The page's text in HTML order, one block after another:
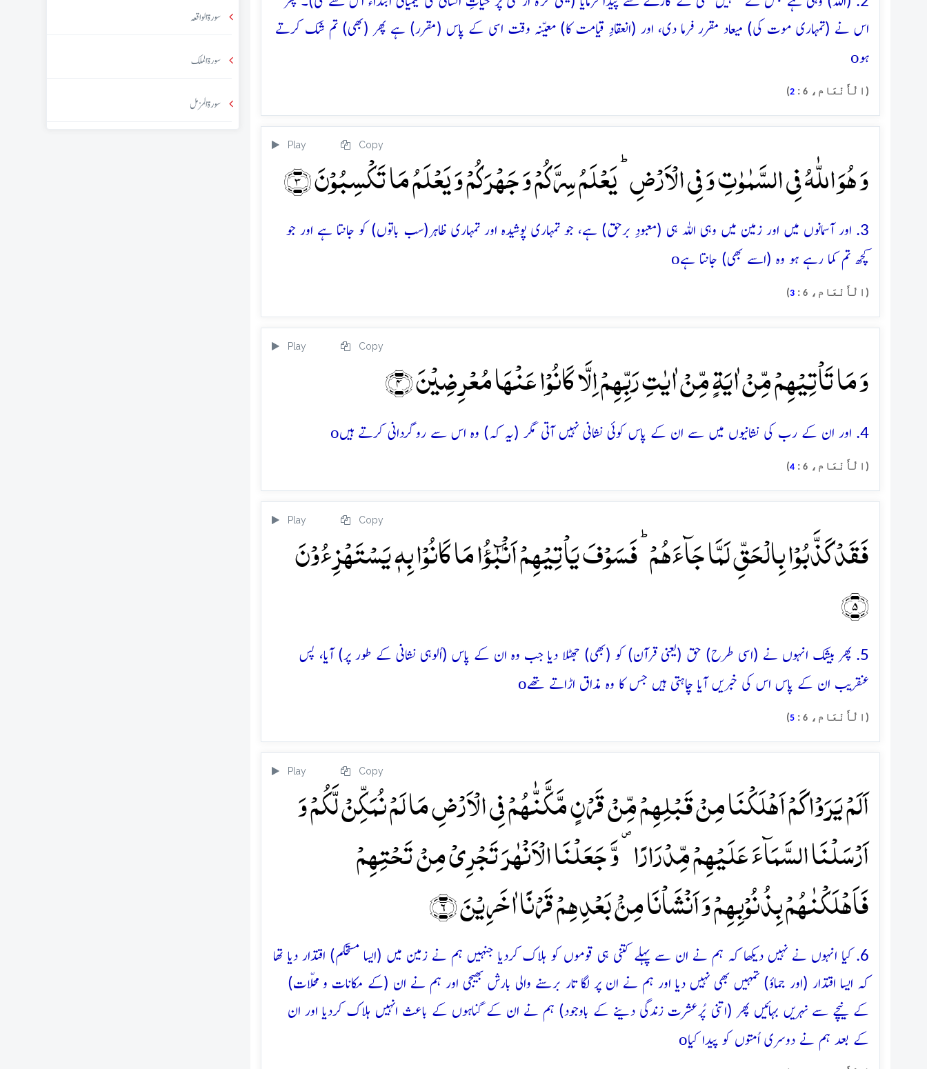
اس نے (تمہاری موت کی) میعاد مقرر فرما دی، اور (انعقادِ قیامت کا) معیّنہ وقت اسی کے پاس (مقرر) ہے پھر (بھی) تم شک کرتے
ہوo
(الْأَنْعَام، 6
:
2
)
Play Copy
وَ ہُوَ اللّٰہُ فِی السَّمٰوٰتِ وَ فِی الۡاَرۡضِ ؕ یَعۡلَمُ سِرَّکُمۡ وَ جَہۡرَکُمۡ وَ یَعۡلَمُ مَا تَکۡسِبُوۡنَ ﴿۳﴾
3. اور آسمانوں میں اور زمین میں وہی اللہ ہی (معبودِ برحق) ہے، جو تمہاری پوشیدہ اور تمہاری ظاہر(سب باتوں) کو جانتا ہے اور جو
کچھ تم کما رہے ہو وہ (اسے بھی) جانتا ہےo
(الْأَنْعَام، 6
:
3
)
Play Copy
وَ مَا تَاۡتِیۡہِمۡ مِّنۡ اٰیَۃٍ مِّنۡ اٰیٰتِ رَبِّہِمۡ اِلَّا کَانُوۡا عَنۡہَا مُعۡرِضِیۡنَ ﴿۴﴾
4. اور ان کے رب کی نشانیوں میں سے ان کے پاس کوئی نشانی نہیں آتی مگر (یہ کہ) وہ اس سے روگردانی کرتے ہیں o
(الْأَنْعَام، 6
:
4
)
Play Copy
فَقَدۡ کَذَّبُوۡا بِالۡحَقِّ لَمَّا جَآءَہُمۡ ؕ فَسَوۡفَ یَاۡتِیۡہِمۡ اَنۡۢبٰٓؤُا مَا کَانُوۡا بِہٖ یَسۡتَہۡزِءُوۡنَ
﴿۵﴾
5. پھر بیشک انہوں نے (اسی طرح) حق (یعنی قرآن) کو (بھی) جھٹلا دیا جب وہ ان کے پاس (اُلوہی نشانی کے طور پر) آیا، پس
عنقریب ان کے پاس اس کی خبریں آیا چاہتی ہیں جس کا وہ مذاق اڑاتے تھےo
(الْأَنْعَام، 6
:
5
)
Play Copy
اَلَمۡ یَرَوۡا کَمۡ اَہۡلَکۡنَا مِنۡ قَبۡلِہِمۡ مِّنۡ قَرۡنٍ مَّکَّنّٰہُمۡ فِی الۡاَرۡضِ مَا لَمۡ نُمَکِّنۡ لَّکُمۡ وَ
اَرۡسَلۡنَا السَّمَآءَ عَلَیۡہِمۡ مِّدۡرَارًا ۪ وَّ جَعَلۡنَا الۡاَنۡہٰرَ تَجۡرِیۡ مِنۡ تَحۡتِہِمۡ
فَاَہۡلَکۡنٰہُمۡ بِذُنُوۡبِہِمۡ وَ اَنۡشَاۡنَا مِنۡۢ بَعۡدِہِمۡ قَرۡنًا اٰخَرِیۡنَ ﴿۶﴾
6. کیا انہوں نے نہیں دیکھا کہ ہم نے ان سے پہلے کتنی ہی قوموں کو ہلاک کردیا جنہیں ہم نے زمین میں (ایسا مستحکم) اقتدار دیا تھا
کہ ایسا اقتدار (اور جماؤ) تمہیں بھی نہیں دیا اور ہم نے ان پر لگا تار برسنے والی بارش بھیجی اور ہم نے ان (کے مکانات و محلّات)
کے نیچے سے نہریں بہائیں پھر (اتنی پُرعشرت زندگی دینے کے باوجود) ہم نے ان کے گناہوں کے باعث انہیں ہلاک کردیا اور ان
کے بعد ہم نے دوسری اُمتوں کو پیدا کیاo
سورۃ الواقعہ
سورۃ الملک
سورۃ المزمل